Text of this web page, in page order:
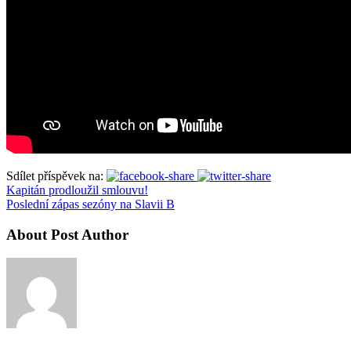
Sdílet příspěvek na:
Kapitán prodloužil smlouvu!
Poslední zápas sezóny na Slavii B
About Post Author